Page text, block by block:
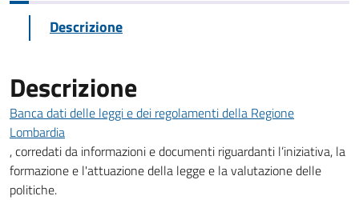
Descrizione
Descrizione
Banca dati delle leggi e dei regolamenti della Regione
Lombardia
, corredati da informazioni e documenti riguardanti l’iniziativa, la
formazione e l'attuazione della legge e la valutazione delle
politiche.